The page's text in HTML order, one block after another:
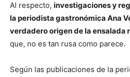
Al respecto, investigaciones y
la periodista gastronómica Ana
verdadero origen de la ensalada
que, no es tan rusa como parece.
Según las publicaciones de la